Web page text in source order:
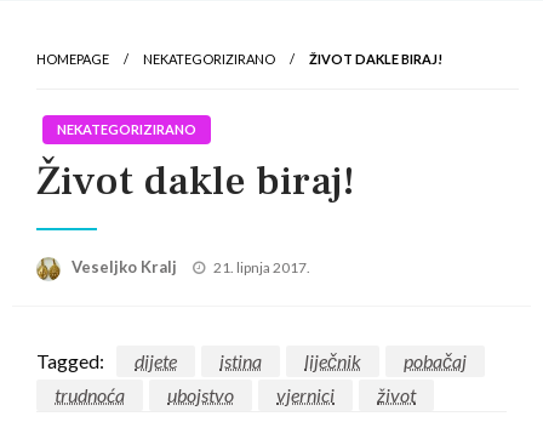
HOMEPAGE NEKATEGORIZIRANO ŽIVOT DAKLE BIRAJ!
NEKATEGORIZIRANO
Život dakle biraj!
Veseljko Kralj
Posted
21. lipnja 2017.
Tagged: dijete istina liječnik
pobačaj
trudnoća
ubojstvo vjernici život